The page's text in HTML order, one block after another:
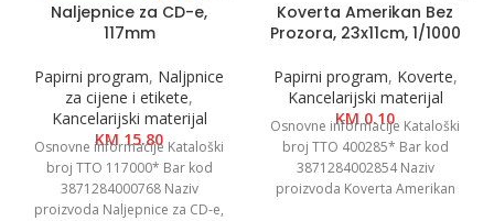
Naljepnice za CD-e,
117mm
Papirni program, Naljpnice
za cijene i etikete,
Kancelarijski materijal
KM15.80
Osnovne informacije Kataloški
broj TTO 117000* Bar kod
3871284000768 Naziv
proizvoda Naljepnice za CD-e,
Koverta Amerikan Bez
Prozora, 23x11cm, 1/1000
Papirni program, Koverte,
Kancelarijski materijal
KM0.10
Osnovne informacije Kataloški
broj TTO 400285* Bar kod
3871284002854 Naziv
proizvoda Koverta Amerikan